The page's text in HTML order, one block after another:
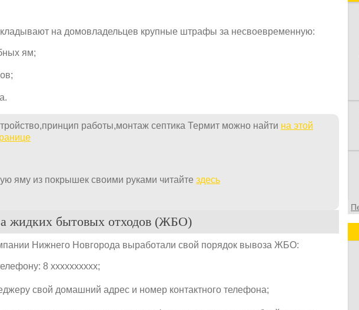
на домовладельцев крупные штрафы за несвоевременную:
ям;
работы,монтаж септика Термит можно найти на этой
яму из покрышек своими руками читайте здесь
жидких бытовых отходов (ЖБО)
Нижнего Новгорода выработали свой порядок вывоза ЖБО:
8 xxxxxxxxxx;
свой домашний адрес и номер контактного телефона;